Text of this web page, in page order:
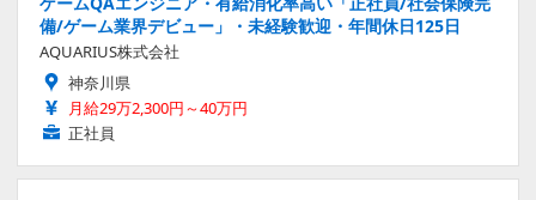
備/ゲーム業界デビュー」・未経験歓迎・年間休日125日
AQUARIUS株式会社
神奈川県
月給29万2,300円～40万円
正社員